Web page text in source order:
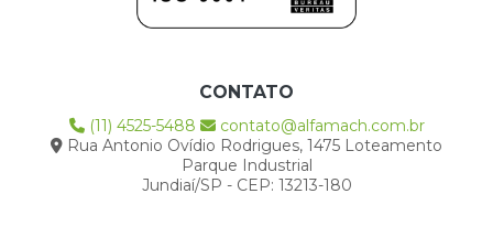
CONTATO
(11) 4525-5488
contato@alfamach.com.br
Rua Antonio Ovídio Rodrigues, 1475 Loteamento
Parque Industrial
Jundiaí/SP - CEP: 13213-180